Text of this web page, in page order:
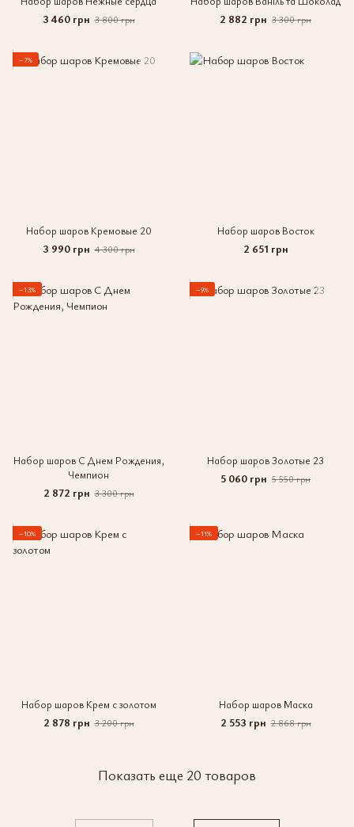
3 460 грн 3 800 грн 2 882 грн 3 300 грн
−7%
Набор шаров Кремовые 20
3 990 грн 4 300 грн
Набор шаров Восток
2 651 грн
−13%
Набор шаров С Днем Рождения,
Чемпион
2 872 грн 3 300 грн
−9%
Набор шаров Золотые 23
5 060 грн 5 550 грн
−10%
Набор шаров Крем с золотом
2 878 грн 3 200 грн
−11%
Набор шаров Маска
2 553 грн 2 868 грн
Показать еще 20 товаров